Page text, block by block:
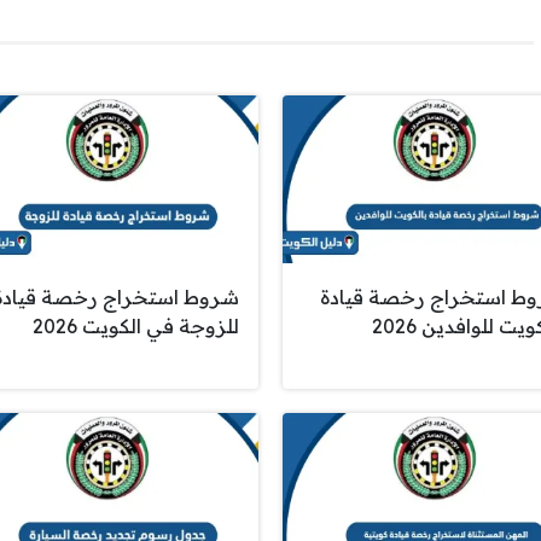
استخراج رخصة قيادة
للوافدين 2026
شروط استخراج رخصة
للزوجة في الكويت 2026